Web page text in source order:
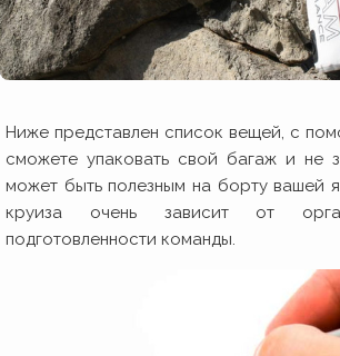
Ниже представлен список вещей, с
сможете упаковать свой багаж и не
может быть полезным на борту вашей
круиза очень зависит от
подготовленности команды.